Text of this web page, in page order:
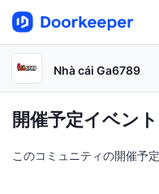
Nhà cái Ga6789
開催予定イベント
このコミュニティの開催予